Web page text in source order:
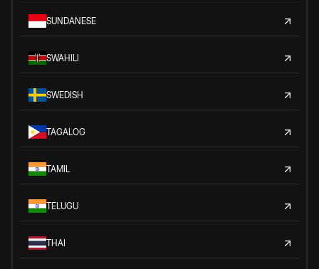
SUNDANESE
SWAHILI
SWEDISH
TAGALOG
TAMIL
TELUGU
THAI